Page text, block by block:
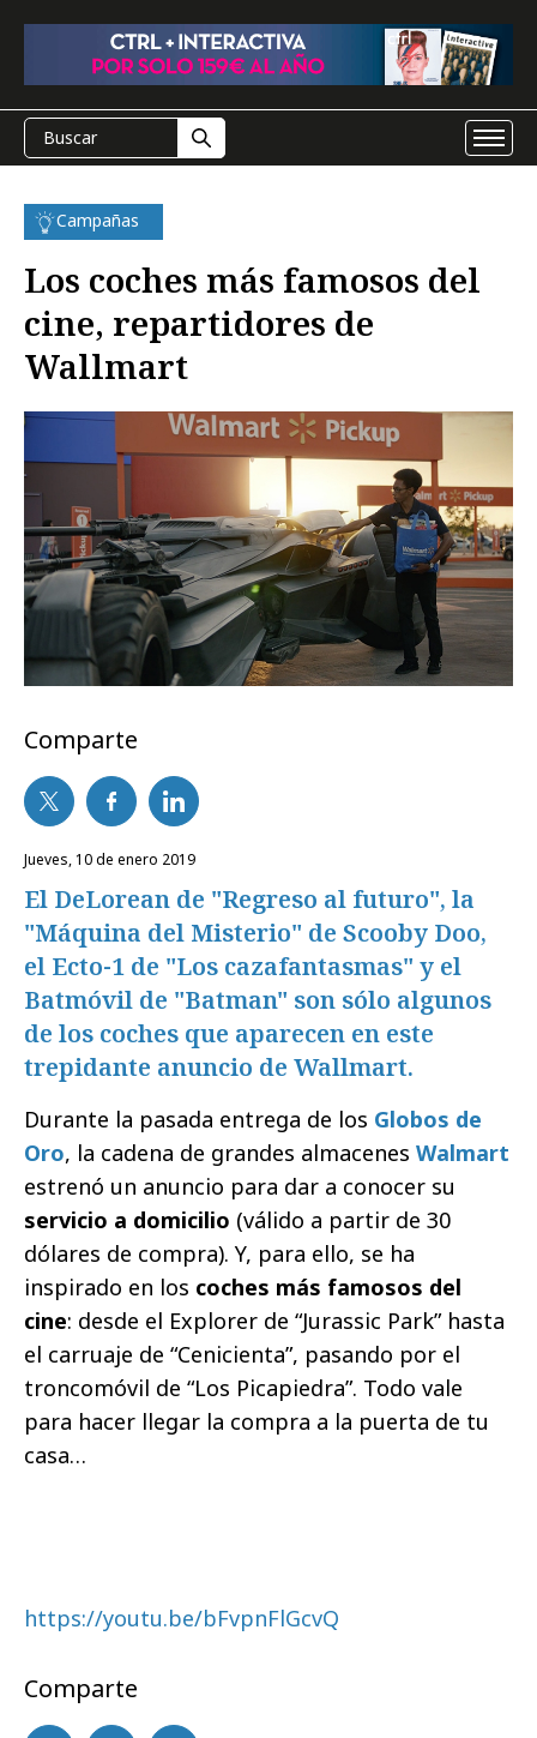
Campañas
Los coches más famosos del
cine, repartidores de
Wallmart
Comparte
jueves, 10 de enero 2019
El DeLorean de "Regreso al futuro", la
"Máquina del Misterio" de Scooby Doo,
el Ecto-1 de "Los cazafantasmas" y el
Batmóvil de "Batman" son sólo algunos
de los coches que aparecen en este
trepidante anuncio de Wallmart.
Durante la pasada entrega de los Globos de
Oro, la cadena de grandes almacenes Walmart
estrenó un anuncio para dar a conocer su
servicio a domicilio (válido a partir de 30
dólares de compra). Y, para ello, se ha
inspirado en los coches más famosos del
cine: desde el Explorer de “Jurassic Park” hasta
el carruaje de “Cenicienta”, pasando por el
troncomóvil de “Los Picapiedra”. Todo vale
para hacer llegar la compra a la puerta de tu
casa…
https://youtu.be/bFvpnFlGcvQ
Comparte